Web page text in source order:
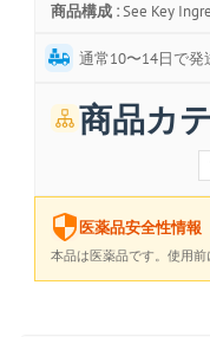
商品構成 : See Key
通常10〜14日で発
商品カ
医薬品安全性情報
本品は医薬品です。使用前